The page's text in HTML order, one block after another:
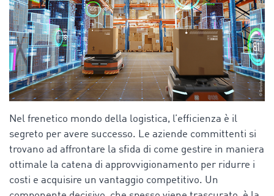
Nel frenetico mondo della logistica, l’efficienza è il
segreto per avere successo. Le aziende committenti si
trovano ad affrontare la sfida di come gestire in maniera
ottimale la catena di approvvigionamento per ridurre i
costi e acquisire un vantaggio competitivo. Un